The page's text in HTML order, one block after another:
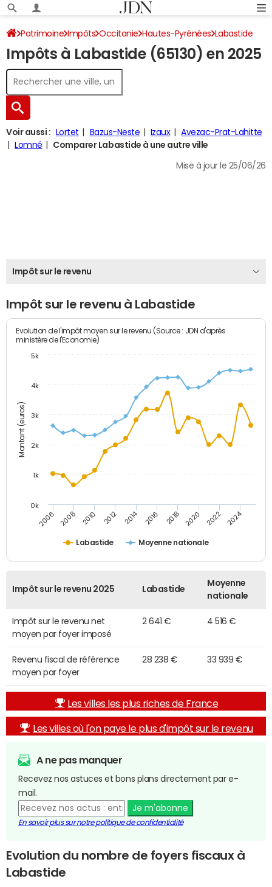
Patrimoine Impôts Occitanie Hautes-Pyrénées Labastide
Impôt sur le revenu
Impôts à Labastide (65130) en 2025
Voir aussi : Lortet Bazus-Neste Izaux
Avezac-Prat-Lahitte
Lomné
Comparer Labastide à une autre ville
Mise à jour le 25/06/26
Impôt sur le revenu
Impôt sur le revenu à Labastide
Montant (euros)
Evolution de l'impôt moyen sur le revenu (Source : JDN d'après
ministère de l'Economie)
Labastide Moyenne nationale
2006 2008 2010 2012 2014 2016 2018 2020 2022 2024
0k
1k
2k
3k
4k
5k
Impôt sur le revenu 2025 Labastide
Moyenne
nationale
Impôt sur le revenu net
moyen par foyer imposé
2 641 € 4 516 €
Revenu fiscal de référence
moyen par foyer
28 238 € 33 939 €
Les villes les plus riches de France
Les villes où l'on paye le plus d'impôt sur le revenu
A ne pas manquer
Recevez nos astuces et bons plans directement par e-
mail.
Je m'abonne
En savoir plus sur notre politique de confidentialité
Evolution du nombre de foyers fiscaux à
Labastide